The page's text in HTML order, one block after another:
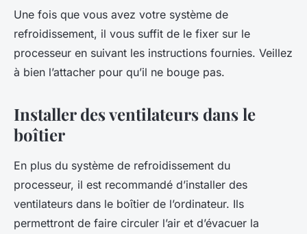
Une fois que vous avez votre système de
refroidissement, il vous suffit de le fixer sur le
processeur en suivant les instructions fournies. Veillez
à bien l’attacher pour qu’il ne bouge pas.
Installer des ventilateurs dans le
boîtier
En plus du système de refroidissement du
processeur, il est recommandé d’installer des
ventilateurs dans le boîtier de l’ordinateur. Ils
permettront de faire circuler l’air et d’évacuer la